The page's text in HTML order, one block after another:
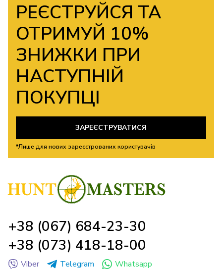
РЕЄСТРУЙСЯ ТА
ОТРИМУЙ 10%
ЗНИЖКИ ПРИ
НАСТУПНІЙ
ПОКУПЦІ
ЗАРЕЄСТРУВАТИСЯ
*Лише для нових зареєстрованих користувачів
+38 (067) 684-23-30
+38 (073) 418-18-00
Viber Telegram Whatsapp